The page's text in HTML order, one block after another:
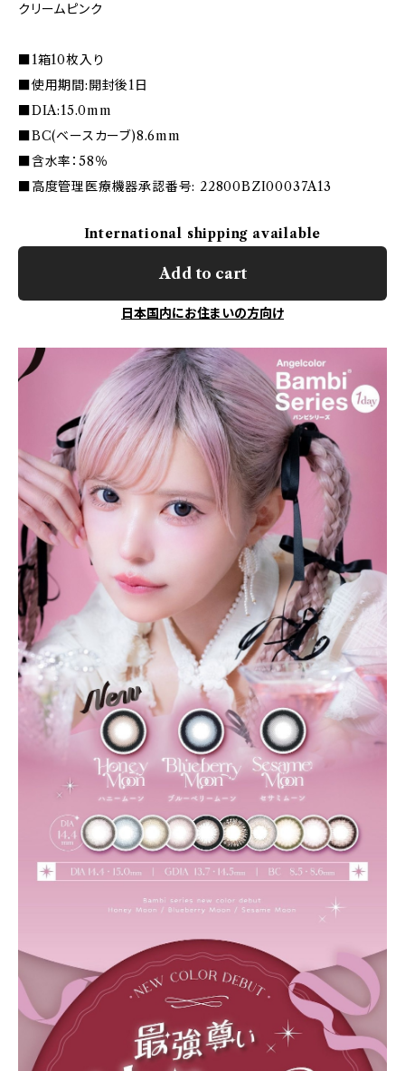
クリームピンク
■1箱10枚入り
■使用期間:開封後1日
■DIA:15.0mm
■BC(ベースカーブ)8.6mm
■含水率：58％
■高度管理医療機器承認番号: 22800BZI00037A13
International shipping available
Add to cart
日本国内にお住まいの方向け